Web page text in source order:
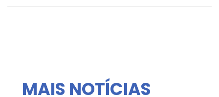
MAIS NOTÍCIAS